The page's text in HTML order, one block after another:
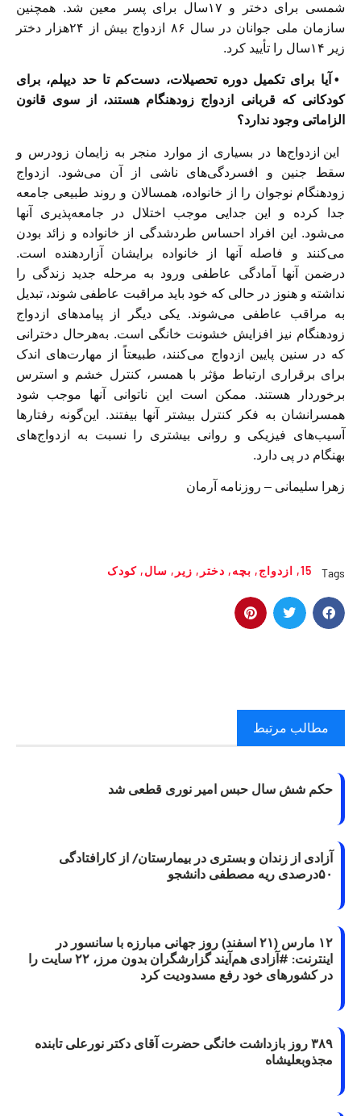
شمسی برای دختر و ۱۷سال برای پسر معین شد. همچنین
سازمان ملی جوانان در سال ۸۶ ازدواج بیش از ۲۴‌هزار دختر
زیر ۱۴سال را تأیید کرد.
• آیا برای تکمیل دوره تحصیلات، دست‌کم تا حد دیپلم، برای
کودکانی که قربانی ازدواج زودهنگام هستند، از سوی قانون
الزاماتی وجود ندارد؟
این ازدواج‌ها در بسیاری از موارد منجر به زایمان زودرس و
سقط‌ جنین و افسردگی‌های ناشی از آن می‌شود. ازدواج
زودهنگام نوجوان را از خانواده، همسالان و روند طبیعی جامعه
جدا کرده و این جدایی موجب اختلال در جامعه‌پذیری آنها
می‌شود. این افراد احساس طردشدگی از خانواده و زائد بودن
می‌کنند و فاصله‌ آنها از خانواده برایشان آزاردهنده است.
درضمن آنها آمادگی عاطفی ورود به مرحله جدید زندگی را
نداشته و هنوز در حالی که خود باید مراقبت عاطفی شوند، تبدیل
به مراقب عاطفی می‌شوند. یکی دیگر از پیامدهای ازدواج
زودهنگام نیز افزایش خشونت خانگی است. به‌هرحال دخترانی
که در سنین پایین ازدواج می‌کنند، طبیعتاً از مهارت‌های اندک
برای برقراری ارتباط مؤثر با همسر، کنترل خشم و استرس
برخوردار هستند. ممکن است این ناتوانی آنها موجب شود
همسرانشان به فکر کنترل بیشتر آنها بیفتند. این‌گونه رفتارها
آسیب‌های فیزیکی و روانی بیشتری را نسبت به ازدواج‌های
بهنگام در پی دارد.
زهرا سلیمانی – روزنامه آرمان
Tags
15
, ازدواج, بچه, دختر , زیر , سال, کودک
مطالب مرتبط
حکم شش سال حبس امیر نوری قطعی شد
آزادی از زندان و بستری در بیمارستان/ از کارافتادگی
۵۰درصدی ریه مصطفی دانشجو
۱۲ مارس (۲۱ اسفند) روز جهانی مبارزه با سانسور در
اینترنت: #آزادی هم‌آیند گزارشگران‌ بدون مرز، ۲۲ سایت را
در کشورهای خود رفع مسدودیت کرد
۳۸۹ روز بازداشت خانگی حضرت آقای دکتر نورعلی تابنده
مجذوبعلیشاه